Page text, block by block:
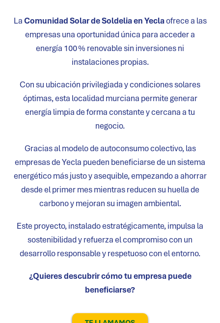
LaComunidad Solar de Soldelia enYeclaofrece a las
empresas una oportunidad única para acceder a
energía 100 % renovable sin inversiones ni
instalaciones propias.
Con su ubicación privilegiada y condiciones solares
óptimas, esta localidad murciana permite generar
energía limpia de forma constante y cercana a tu
negocio.
Gracias al modelo de autoconsumo colectivo, las
empresas deYecla pueden beneficiarse de un sistema
energético más justo y asequible, empezando a ahorrar
desde el primer mes mientras reducen su huella de
carbono y mejoran su imagen ambiental.
Este proyecto, instalado estratégicamente, impulsa la
sostenibilidad y refuerza el compromiso con un
desarrollo responsable y respetuoso con el entorno.
¿Quieres descubrir cómo tu empresa puede
beneficiarse?